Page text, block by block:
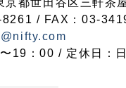
都世田谷区三軒茶
/ FAX：03-
19：00 / 定休日：